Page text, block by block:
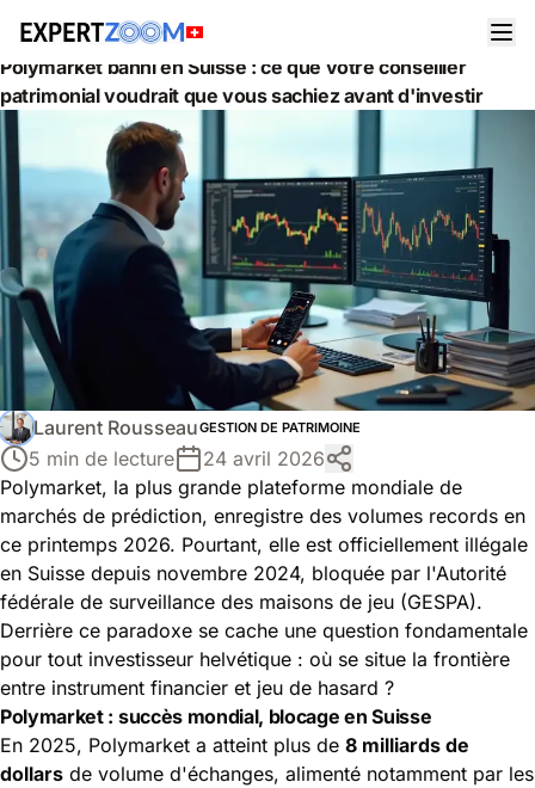
Actualités
Gestion de Patrimoine
Polymarket banni en Suisse : ce que votre conseiller
patrimonial voudrait que vous sachiez avant d'investir
Laurent RousseauGESTION DE PATRIMOINE
5 min de lecture
24 avril 2026
Polymarket, la plus grande plateforme mondiale de
marchés de prédiction, enregistre des volumes records en
ce printemps 2026. Pourtant, elle est officiellement illégale
en Suisse depuis novembre 2024, bloquée par l'Autorité
fédérale de surveillance des maisons de jeu (GESPA).
Derrière ce paradoxe se cache une question fondamentale
pour tout investisseur helvétique : où se situe la frontière
entre instrument financier et jeu de hasard ?
Polymarket : succès mondial, blocage en Suisse
En 2025, Polymarket a atteint plus de 8 milliards de
dollars de volume d'échanges, alimenté notamment par les